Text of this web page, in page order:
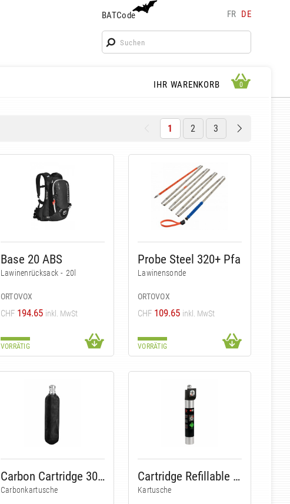
BATCode FR DE
BATCode
Geben Sie Ihren Namen ein und bestätigen
IHR WARENKORB 0 0
1 2 3
Base 20 ABS
Lawinenrücksack - 20l
ORTOVOX
CHF 194.65 inkl. MwSt
VORRÄTIG
Probe Steel 320+ Pfa
Lawinensonde
ORTOVOX
CHF 109.65 inkl. MwSt
VORRÄTIG
Carbon Cartridge 300 Bar Non-Refillable
Carbonkartusche
Cartridge Refillable 207 Bar Alu
Kartusche